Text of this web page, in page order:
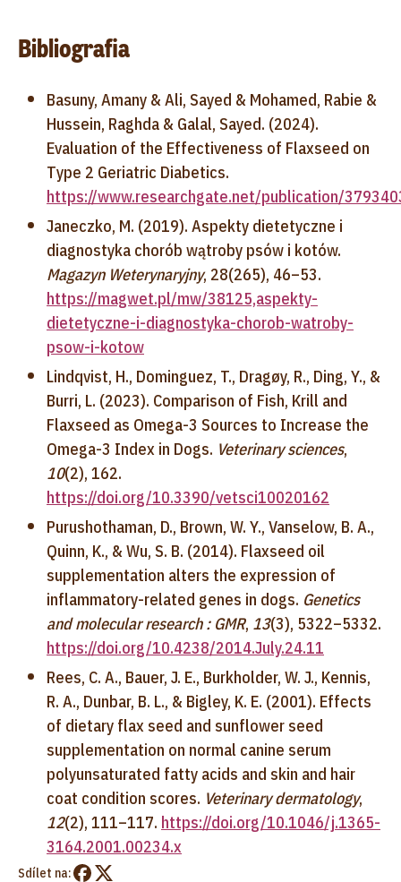
Bibliografia
Basuny, Amany & Ali, Sayed & Mohamed, Rabie &
Hussein, Raghda & Galal, Sayed. (2024).
Evaluation of the Effectiveness of Flaxseed on
Type 2 Geriatric Diabetics.
https://www.researchgate.net/publication/
Janeczko, M. (2019). Aspekty dietetyczne i
diagnostyka chorób wątroby psów i kotów.
Magazyn Weterynaryjny, 28(265), 46–53.
https://magwet.pl/mw/38125,aspekty-
dietetyczne-i-diagnostyka-chorob-watroby-
psow-i-kotow
Lindqvist, H., Dominguez, T., Dragøy, R., Ding, Y., &
Burri, L. (2023). Comparison of Fish, Krill and
Flaxseed as Omega-3 Sources to Increase the
Omega-3 Index in Dogs. Veterinary sciences,
10(2), 162.
https://doi.org/10.3390/vetsci10020162
Purushothaman, D., Brown, W. Y., Vanselow, B. A.,
Quinn, K., & Wu, S. B. (2014). Flaxseed oil
supplementation alters the expression of
inflammatory-related genes in dogs. Genetics
and molecular research : GMR, 13(3), 5322–5332.
https://doi.org/10.4238/2014.July.24.11
Rees, C. A., Bauer, J. E., Burkholder, W. J., Kennis,
R. A., Dunbar, B. L., & Bigley, K. E. (2001). Effects
of dietary flax seed and sunflower seed
supplementation on normal canine serum
polyunsaturated fatty acids and skin and hair
coat condition scores. Veterinary dermatology,
12(2), 111–117. https://doi.org/10.1046/j.1365-
3164.2001.00234.x
Sdílet na: